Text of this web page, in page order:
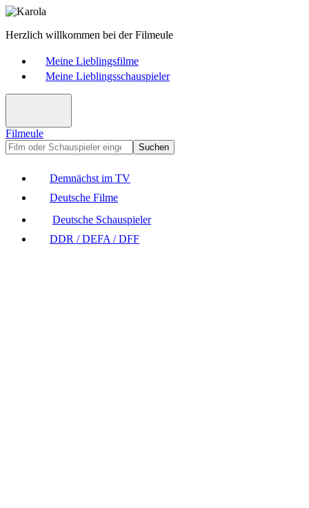
Herzlich willkommen bei der Filmeule
Meine Lieblingsfilme
Meine Lieblingsschauspieler
Filmeule
Suchen
Demnächst im TV
Deutsche Filme
Deutsche Schauspieler
DDR / DEFA / DFF